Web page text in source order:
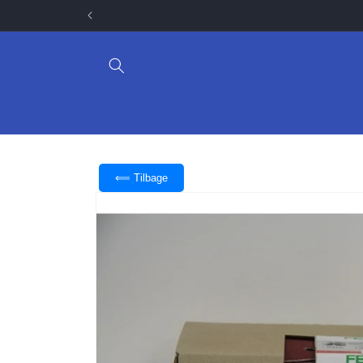
⟸ Tilbage
produktoplysninger